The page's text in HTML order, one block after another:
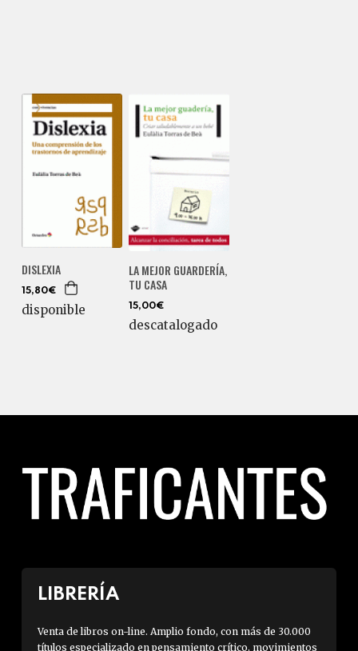
DISLEXIA
15,80€
disponible
LA MEJOR GUARDERÍA,
TU CASA
15,00€
descatalogado
LIBRERÍA
Venta de libros on-line. Amplio fondo, con más de 30.000
títulos especializado en pensamiento crítico, movimientos